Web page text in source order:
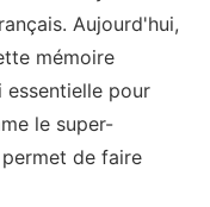
Aujourd'hui,
mémoire
pour
le super-
de faire